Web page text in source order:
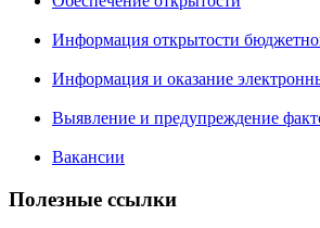
Информация открытости
Информация и оказание
Выявление и предупреждение
Вакансии
Полезные ссылки